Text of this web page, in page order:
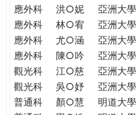
應外科
洪○妮 亞洲大學
應外科
林○宥 亞洲大學
應外科
尤○涵 亞洲大學
應外科
陳○吟 亞洲大學
觀光科
江○慈 亞洲大學
觀光科
吳○妤 亞洲大學
普通科
顏○慧 明道大學